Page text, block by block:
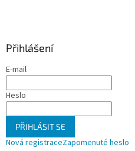
Přihlášení
E-mail
Heslo
PŘIHLÁSIT SE
Nová registraceZapomenuté heslo